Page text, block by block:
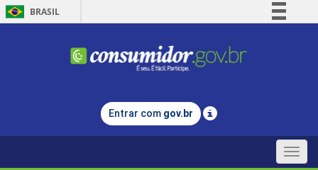
BRASIL
Comunica BR
Legislação
Entrar com gov.br
Toggle